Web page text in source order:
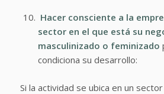
Hacer consciente a la
sector en el que está su
masculinizado o feminizado
condiciona su desarrollo:
Si la actividad se ubica en un